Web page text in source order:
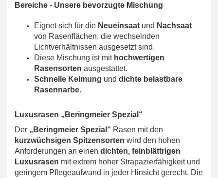
Bereiche - Unsere bevorzugte Mischung
Eignet sich für die Neueinsaat und Nachsaat
von Rasenflächen, die wechselnden
Lichtverhältnissen ausgesetzt sind.
Diese Mischung ist mit hochwertigen
Rasensorten ausgestattet.
Schnelle Keimung und dichte belastbare
Rasennarbe.
Luxusrasen „Beringmeier Spezial“
Der „Beringmeier Spezial“ Rasen mit den
kurzwüchsigen Spitzensorten wird den hohen
Anforderungen an einen dichten, feinblättrigen
Luxusrasen mit extrem hoher Strapazierfähigkeit und
geringem Pflegeaufwand in jeder Hinsicht gerecht. Die